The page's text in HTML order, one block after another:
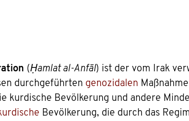
(Ḥamlat al-Anfāl) ist der vom Irak
durchgeführten genozidalen
kurdische Bevölkerung und andere
Bevölkerung, die durch das